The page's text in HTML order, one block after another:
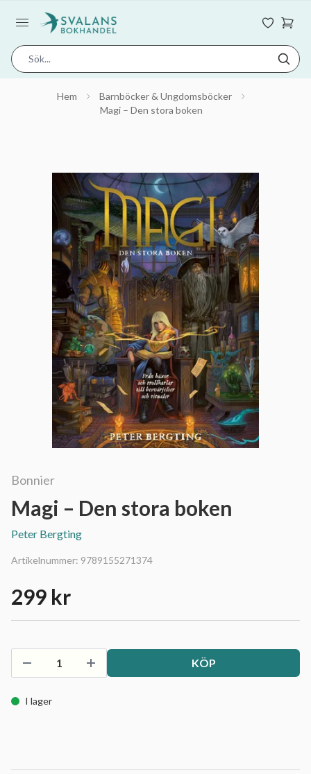
Hem
Barnböcker & Ungdomsböcker
Magi – Den stora boken
Bonnier
Magi – Den stora boken
Peter Bergting
Artikelnummer: 9789155271374
299 kr
KÖP
I lager